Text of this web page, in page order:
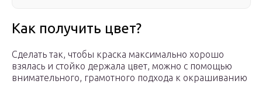
Как получить цвет?
Сделать так, чтобы краска максимально хорошо
взялась и стойко держала цвет, можно с помощью
внимательного, грамотного подхода к окрашиванию